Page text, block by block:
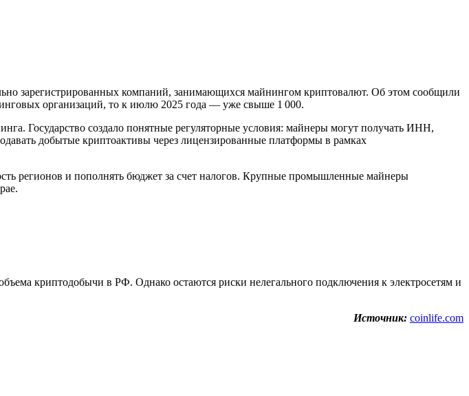
зарегистрированных компаний, занимающихся майнингом криптовалют. Об этом сообщили
организаций, то к июлю 2025 года — уже свыше 1 000.
Государство создало понятные регуляторные условия: майнеры могут получать ИНН,
добытые криптоактивы через лицензированные платформы в рамках
регионов и пополнять бюджет за счет налогов. Крупные промышленные майнеры
криптодобычи в РФ. Однако остаются риски нелегального подключения к электросетям и
Источник: coinlife.com